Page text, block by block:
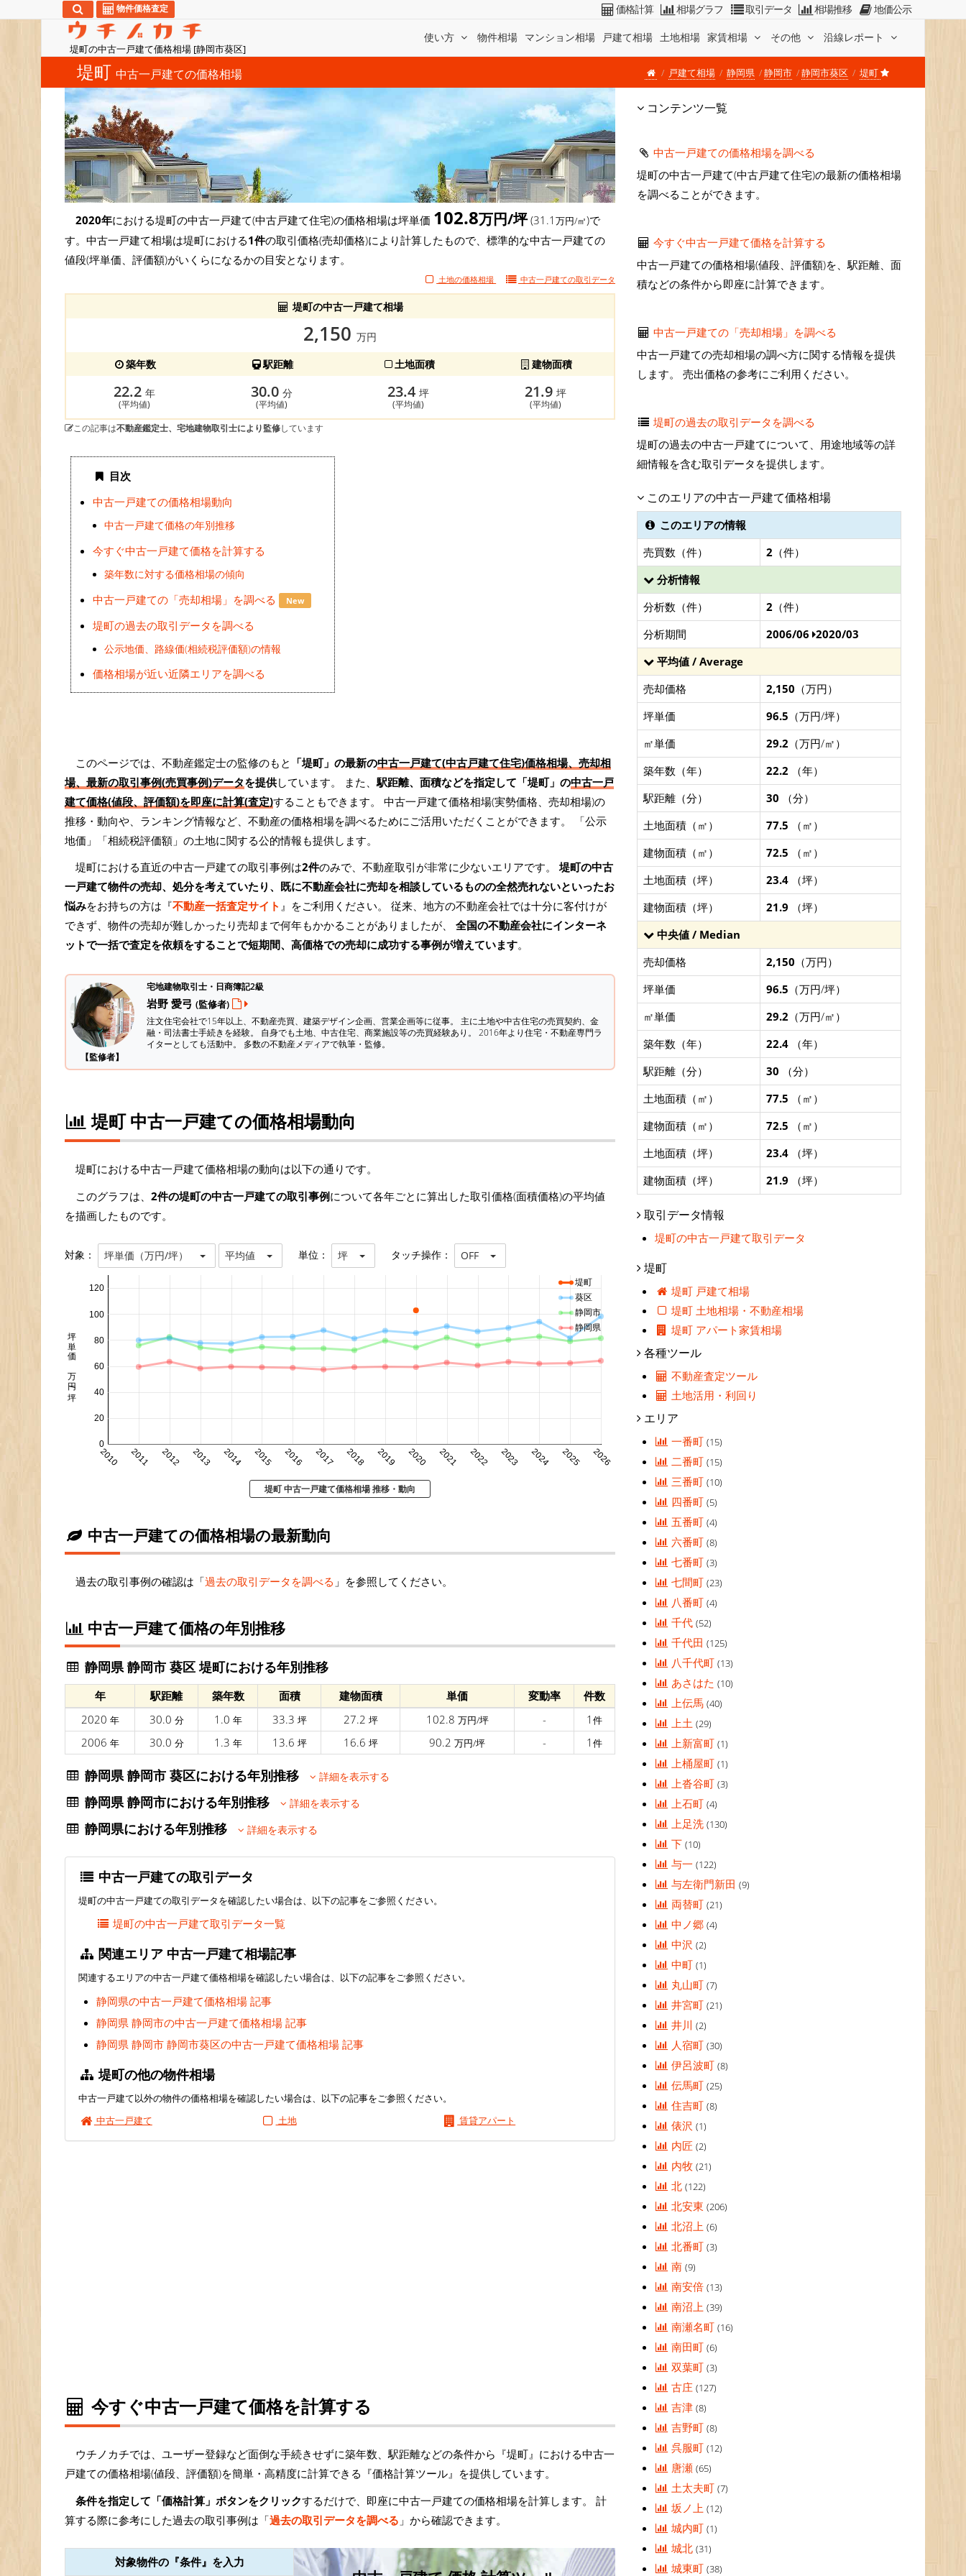
堤町の中古一戸建て価格相場 [静岡市葵区]
使い方 物件相場 マンション相場 戸建て相場 土地相場 家賃相場 その他 沿線レポート
物件価格査定 価格計算 相場グラフ 取引データ 相場推移 地価公示
堤町 中古一戸建ての価格相場 戸建て相場 静岡県 静岡市 静岡市葵区 堤町
2020年における堤町の中古一戸建て(中古戸建て住宅)の価格相場は坪単価 102.8万円/坪(31.1 万円/㎡)で
す。中古一戸建て相場は堤町における1件の取引価格(売却価格)により計算したもので、標準的な中古一戸建ての
値段(坪単価、評価額)がいくらになるかの目安となります。
土地の価格相場 中古一戸建ての取引データ
堤町の中古一戸建て相場
2,150 万円
築年数
駅距離 土地面積 建物面積
22.2年
(平均値)
30.0 分
(平均値)
23.4坪
(平均値)
21.9 坪
(平均値)
この記事は不動産鑑定士、宅地建物取引士により監修しています
目次
中古一戸建ての価格相場動向
中古一戸建て価格の年別推移
今すぐ中古一戸建て価格を計算する
築年数に対する価格相場の傾向
中古一戸建ての「売却相場」を調べる New
堤町の過去の取引データを調べる
公示地価、路線価(相続税評価額)の情報
価格相場が近い近隣エリアを調べる
このページでは、不動産鑑定士の監修のもと 「堤町」の最新の中古一戸建て(中古戸建て住宅)価格相場、売却相
場、最新の取引事例(売買事例)データを提供しています。 また、 駅距離、面積などを指定して「堤町」の中古一戸
建て価格(値段、評価額)を即座に計算(査定)することもできます。 中古一戸建て価格相場(実勢価格、売却相場)の
推移・動向や、ランキング情報など、不動産の価格相場を調べるためにご活用いただくことができます。
「公示
地価」「相続税評価額」の土地に関する公的情報も提供します。
堤町における直近の中古一戸建ての取引事例は2件のみで、不動産取引が非常に少ないエリアです。堤町の中古
一戸建て物件の売却、処分を考えていたり、既に不動産会社に売却を相談しているものの全然売れないといったお
悩みをお持ちの方は『不動産一括査定サイト 』をご利用ください。 従来、地方の不動産会社では十分に客付けが
できず、物件の売却が難しかったり売却まで何年もかかることがありましたが、 全国の不動産会社にインターネ
ットで一括で査定を依頼をすることで短期間、高価格での売却に成功する事例が増えています。
【監修者】
宅地建物取引士・日商簿記2級
岩野 愛弓 (監修者)
注文住宅会社で15年以上、不動産売買、建築デザイン企画、営業企画等に従事。 主に土地や中古住宅の売買契約、金
融・司法書士手続きを経験。 自身でも土地、中古住宅、商業施設等の売買経験あり。 2016年より住宅・不動産専門ラ
イターとしても活動中。 多数の不動産メディアで執筆・監修。
堤町 中古一戸建ての価格相場動向
堤町における中古一戸建て価格相場の動向は以下の通りです。
このグラフは、 2件の堤町の中古一戸建ての取引事例について各年ごとに算出した取引価格(面積価格)の平均値
を描画したものです。
対象： 坪単価（万円/坪） 平均値 単位： 坪 タッチ操作： OFF
2010 2011 2012 2013 2014 2015 2016 2017 2018 2019 2020 2021 2022 2023 2024 2025 2026
0
20
40
60
80
100
120
坪単価 万円/坪
堤町
葵区
静岡市
静岡県
堤町 中古一戸建て価格相場 推移・動向
中古一戸建ての価格相場の最新動向
過去の取引事例の確認は「過去の取引データを調べる 」を参照してください。
中古一戸建て価格の年別推移
静岡県 静岡市 葵区 堤町における年別推移
年 駅距離 築年数 面積 建物面積 単価 変動率
件数
2020 年 30.0 分 1.0 年 33.3 坪 27.2 坪 102.8 万円/坪 - 1 件
2006 年 30.0 分 1.3 年 13.6 坪 16.6 坪 90.2 万円/坪 - 1 件
静岡県 静岡市 葵区における年別推移 詳細を表示する
静岡県 静岡市における年別推移 詳細を表示する
静岡県における年別推移 詳細を表示する
中古一戸建ての取引データ
堤町の中古一戸建ての取引データを確認したい場合は、以下の記事をご参照ください。
堤町の中古一戸建て取引データ一覧
関連エリア 中古一戸建て相場記事
関連するエリアの中古一戸建て価格相場を確認したい場合は、以下の記事をご参照ください。
静岡県の中古一戸建て価格相場 記事
静岡県 静岡市の中古一戸建て価格相場 記事
静岡県 静岡市 静岡市葵区の中古一戸建て価格相場 記事
堤町の他の物件相場
中古一戸建て以外の物件の価格相場を確認したい場合は、以下の記事をご参照ください。
中古一戸建て
土地 賃貸アパート
今すぐ中古一戸建て価格を計算する
ウチノカチでは、ユーザー登録など面倒な手続きせずに築年数、駅距離などの条件から『堤町』における中古一
戸建ての価格相場(値段、評価額)を簡単・高精度に計算できる『価格計算ツール』を提供しています。
条件を指定して「価格計算」ボタンをクリックするだけで、即座に中古一戸建ての価格相場を計算します。 計
算する際に参考にした過去の取引事例は「過去の取引データを調べる 」から確認できます。
対象物件の『条件』を入力
コンテンツ一覧
中古一戸建ての価格相場を調べる
堤町の中古一戸建て(中古戸建て住宅)の最新の価格相場
を調べることができます。
今すぐ中古一戸建て価格を計算する
中古一戸建ての価格相場(値段、評価額)を、駅距離、面
積などの条件から即座に計算できます。
中古一戸建ての「売却相場」を調べる
中古一戸建ての売却相場の調べ方に関する情報を提供
します。 売出価格の参考にご利用ください。
堤町の過去の取引データを調べる
堤町の過去の中古一戸建てについて、用途地域等の詳
細情報を含む取引データを提供します。
このエリアの中古一戸建て価格相場
このエリアの情報
売買数（件）
2 （件）
分析情報
分析数（件）
2 （件）
分析期間
2006/06 2020/03
平均値 / Average
売却価格
2,150 （万円）
坪単価
96.5 （万円/坪）
㎡単価
29.2 （万円/㎡）
築年数（年）
22.2 （年）
駅距離（分）
30 （分）
土地面積（㎡）
77.5 （㎡）
建物面積（㎡）
72.5 （㎡）
土地面積（坪）
23.4 （坪）
建物面積（坪）
21.9 （坪）
中央値 / Median
売却価格
2,150 （万円）
坪単価
96.5 （万円/坪）
㎡単価
29.2 （万円/㎡）
築年数（年）
22.4 （年）
駅距離（分）
30 （分）
土地面積（㎡）
77.5 （㎡）
建物面積（㎡）
72.5 （㎡）
土地面積（坪）
23.4 （坪）
建物面積（坪）
21.9 （坪）
取引データ情報
堤町の中古一戸建て取引データ
堤町
堤町 戸建て相場
堤町 土地相場・不動産相場
堤町 アパート家賃相場
各種ツール
不動産査定ツール
土地活用・利回り
エリア
一番町(15)
二番町(15)
三番町(10)
四番町(5)
五番町(4)
六番町(8)
七番町(3)
七間町(23)
八番町(4)
千代(52)
千代田(125)
八千代町(13)
あさはた(10)
上伝馬(40)
上土(29)
上新富町(1)
上桶屋町(1)
上沓谷町(3)
上石町(4)
上足洗(130)
下(10)
与一(122)
与左衛門新田(9)
両替町(21)
中ノ郷(4)
中沢(2)
中町(1)
丸山町(7)
井宮町(21)
井川(2)
人宿町(30)
伊呂波町(8)
伝馬町(25)
住吉町(8)
俵沢(1)
内匠(2)
内牧(21)
北(122)
北安東(206)
北沼上(6)
北番町(3)
南(9)
南安倍(13)
南沼上(39)
南瀬名町(16)
南田町(6)
双葉町(3)
古庄(127)
吉津(8)
吉野町(8)
呉服町(12)
唐瀬(65)
土太夫町(7)
坂ノ上(12)
城内町(1)
城北(31)
城東町(38)